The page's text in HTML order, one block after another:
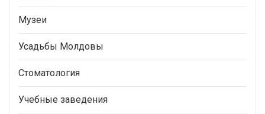
Музеи
Усадьбы Молдовы
Стоматология
Учебные заведения